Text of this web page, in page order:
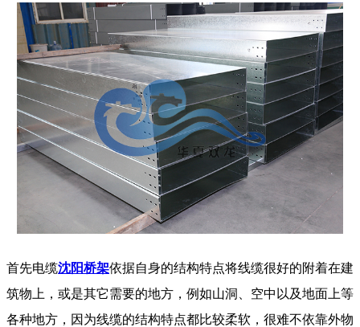
首先电缆沈阳桥架依据自身的结构特点将线缆很好的附着在建
筑物上，或是其它需要的地方，例如山洞、空中以及地面上等
各种地方，因为线缆的结构特点都比较柔软，很难不依靠外物